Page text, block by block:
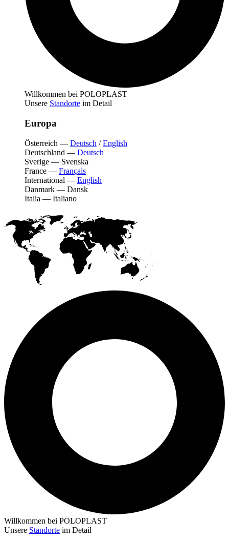
Willkommen bei POLOPLAST
Unsere Standorte im Detail
Europa
Österreich — Deutsch /English
Deutschland — Deutsch
Sverige — Svenska
France — Français
International — English
Danmark — Dansk
Italia — Italiano
Willkommen bei POLOPLAST
Unsere Standorte im Detail